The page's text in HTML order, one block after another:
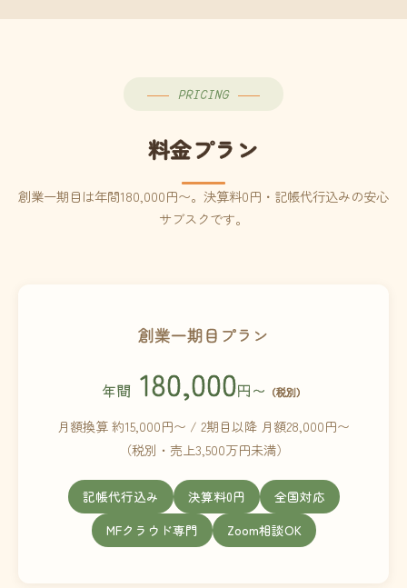
PRICING
料金プラン
創業一期目は年間180,000円〜。決算料0円・記帳代行込みの安心
サブスクです。
創業一期目プラン
年間 180,000円〜 （税別）
月額換算 約15,000円〜 / 2期目以降 月額28,000円〜
（税別・売上3,500万円未満）
記帳代行込み 決算料0円
全国対応
MFクラウド専門
Zoom相談OK